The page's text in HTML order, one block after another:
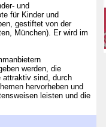
und
für Kinder und
gestiftet von der
München). Er wird im
werden, die
attraktiv sind, durch
hervorheben und
leisten und die